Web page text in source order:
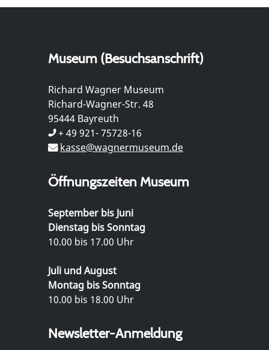
Museum (Besuchsanschrift)
Richard Wagner Museum
Richard-Wagner-Str. 48
95444 Bayreuth
+ 49 921- 75728-16
kasse@wagnermuseum.de
Öffnungszeiten Museum
September bis Juni
Dienstag bis Sonntag
10.00 bis 17.00 Uhr
Juli und August
Montag bis Sonntag
10.00 bis 18.00 Uhr
Newsletter-Anmeldung